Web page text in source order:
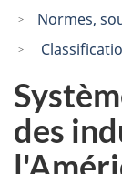
Normes,
des